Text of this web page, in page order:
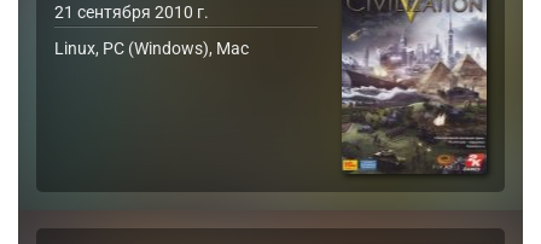
21 сентября 2010 г.
Linux, PC (Windows), Mac